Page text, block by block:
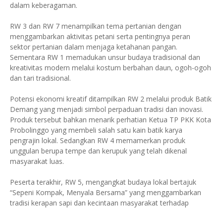
dalam keberagaman.
RW 3 dan RW 7 menampilkan tema pertanian dengan
menggambarkan aktivitas petani serta pentingnya peran
sektor pertanian dalam menjaga ketahanan pangan.
Sementara RW 1 memadukan unsur budaya tradisional dan
kreativitas modern melalui kostum berbahan daun, ogoh-ogoh
dan tari tradisional.
Potensi ekonomi kreatif ditampilkan RW 2 melalui produk Batik
Demang yang menjadi simbol perpaduan tradisi dan inovasi.
Produk tersebut bahkan menarik perhatian Ketua TP PKK Kota
Probolinggo yang membeli salah satu kain batik karya
pengrajin lokal. Sedangkan RW 4 memamerkan produk
unggulan berupa tempe dan kerupuk yang telah dikenal
masyarakat luas.
Peserta terakhir, RW 5, mengangkat budaya lokal bertajuk
“Sepeni Kompak, Menyala Bersama” yang menggambarkan
tradisi kerapan sapi dan kecintaan masyarakat terhadap